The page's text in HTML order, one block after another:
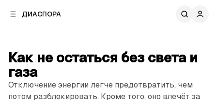
ДИАСПОРА
Как не остаться без света и
газа
Отключение энергии легче предотвратить, чем
потом разблокировать. Кроме того, оно влечёт за